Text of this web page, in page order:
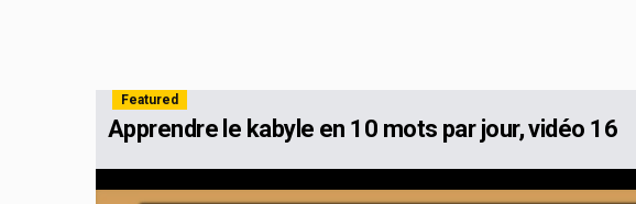
Featured
Apprendre le kabyle en 10 mots par jour, vidéo 16